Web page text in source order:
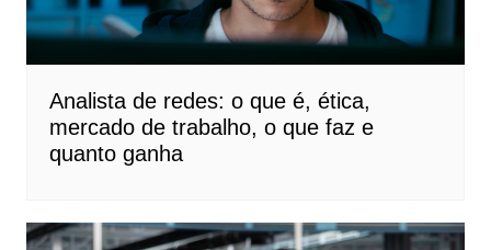
Analista de redes: o que é, ética,
mercado de trabalho, o que faz e
quanto ganha